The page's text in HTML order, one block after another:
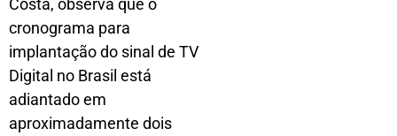
cronograma para
implantação do sinal de TV
Digital no Brasil está
adiantado em
aproximadamente dois